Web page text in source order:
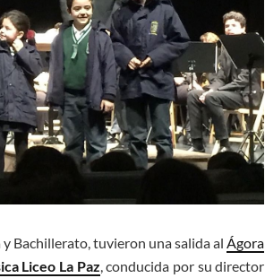
Bachillerato, tuvieron una salida al Ágora
Liceo La Paz , conducida por su director